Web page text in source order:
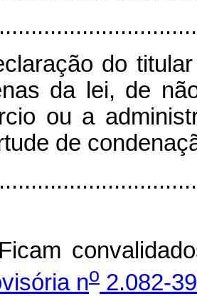
do
da lei, de
ou a
de
no 2.082-